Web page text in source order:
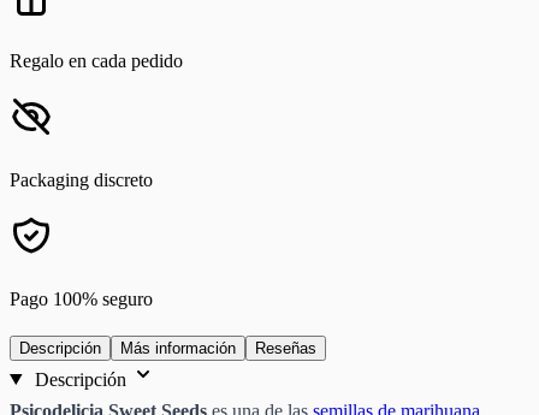
Regalo en cada pedido
Packaging discreto
Pago 100% seguro
Descripción Más información Reseñas
Descripción
Psicodelicia Sweet Seeds es una de las semillas de marihuana